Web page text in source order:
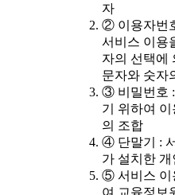
자
② 이용자번
서비스 이용
자의 선택에
문자와 숫자
③ 비밀번호 :
기 위하여
의 조합
④ 단말기 :
가 설치한 개
⑤ 서비스 이